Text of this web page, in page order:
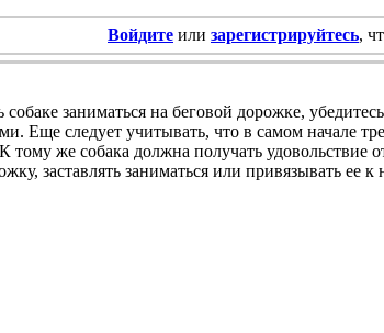
Войдите или зарегистрируйтесь,
заниматься на беговой дорожке,
Еще следует учитывать, что в самом начале
тому же собака должна получать удовольствие
заставлять заниматься или привязывать ее